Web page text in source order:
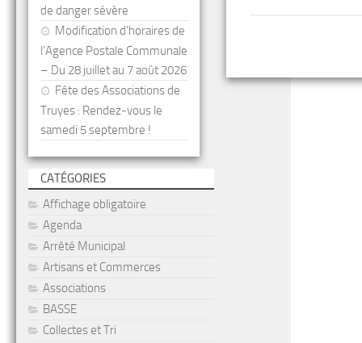
de danger sévère
Modification d’horaires de
l’Agence Postale Communale
– Du 28 juillet au 7 août 2026
Fête des Associations de
Truyes : Rendez-vous le
samedi 5 septembre !
CATÉGORIES
Affichage obligatoire
Agenda
Arrêté Municipal
Artisans et Commerces
Associations
BASSE
Collectes et Tri